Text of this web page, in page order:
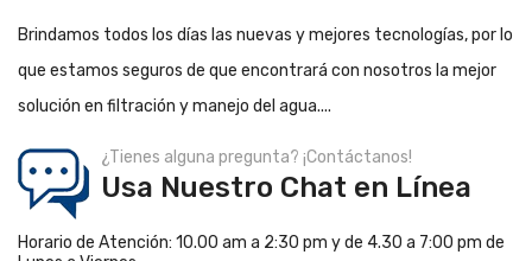
Brindamos todos los días las nuevas y mejores tecnologías, por lo
que estamos seguros de que encontrará con nosotros la mejor
solución en filtración y manejo del agua....
¿Tienes alguna pregunta? ¡Contáctanos!
Usa Nuestro Chat en Línea
Horario de Atención: 10.00 am a 2:30 pm y de 4.30 a 7:00 pm de